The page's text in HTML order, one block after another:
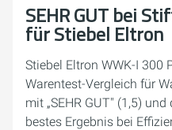
SEHR GUT bei
für Stiebel Eltron
Stiebel Eltron WWK-I 300
Warentest-Vergleich für
mit „SEHR GUT" (1,5)
bestes Ergebnis bei